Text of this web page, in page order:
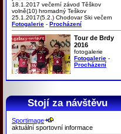
18.1.2017 večerní závod Těškov
volně(10) hromadný Teškov
25.1.2017(5.2.) Chodovar Ski večern
Fotogalerie - Procházení
Tour de Brdy
2016
fotogalerie
Fotogalerie -
Procházení
Stojí za návštěvu
Sportimage
aktuální sportovní informace